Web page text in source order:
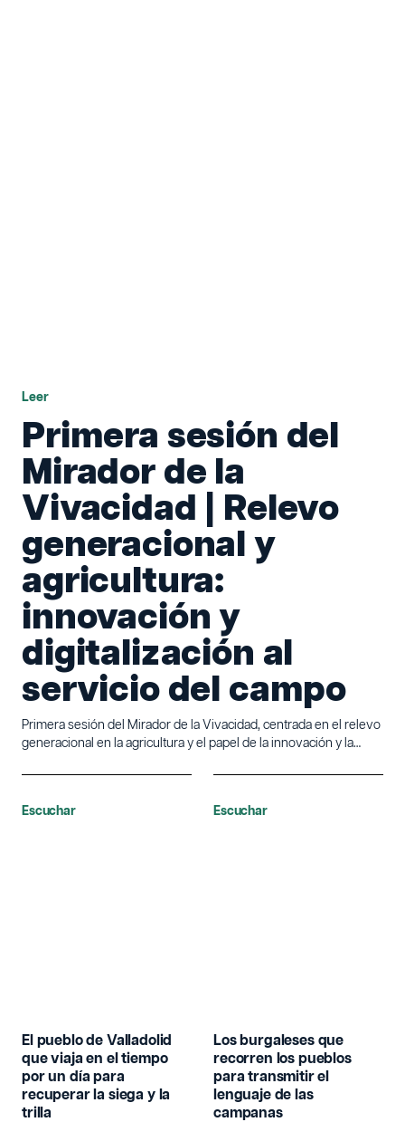
Leer
Primera sesión del
Mirador de la
Vivacidad | Relevo
generacional y
agricultura:
innovación y
digitalización al
servicio del campo
Primera sesión del Mirador de la Vivacidad, centrada en el relevo
generacional en la agricultura y el papel de la innovación y la
sostenible y competitivo.
Escuchar
El pueblo de Valladolid
que viaja en el tiempo
por un día para
recuperar la siega y la
trilla
Escuchar
Los burgaleses que
recorren los pueblos
para transmitir el
lenguaje de las
campanas